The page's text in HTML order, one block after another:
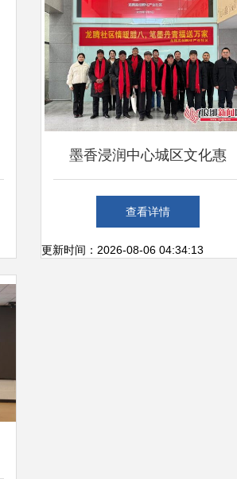
墨香浸润中心城区文化惠
民”，“入文本文件之九
行:，“，
查看详情
更新时间：2026-08-06 04:34:13